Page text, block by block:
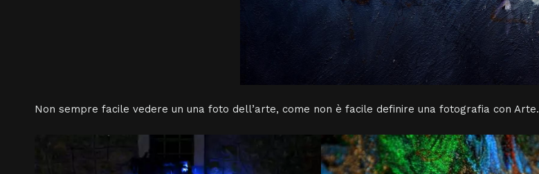
Non sempre facile vedere un una foto dell’arte, come non è facile definire una fotografia con Arte.